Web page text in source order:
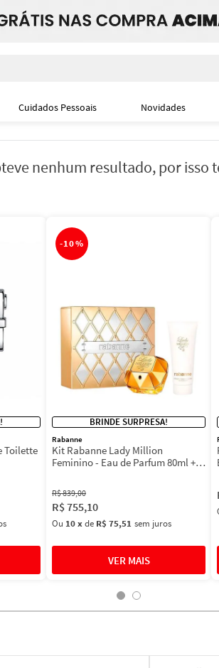
Cuidados Pessoais Novidades
nenhum resultado, por isso
Toilette
-10%
BRINDE SURPRESA!
Rabanne
Kit Rabanne Lady Million
Feminino - Eau de Parfum 80ml +
R$839,00
R$755,10
Ou 10xde R$ 75,51 sem juros